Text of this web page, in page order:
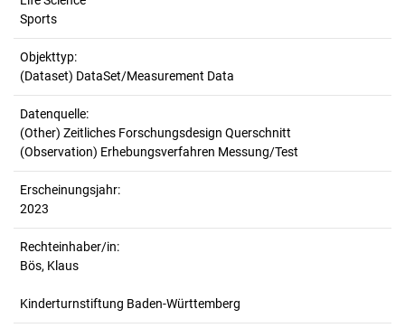
Sports
Objekttyp:
(Dataset) DataSet/Measurement Data
Datenquelle:
(Other) Zeitliches Forschungsdesign Querschnitt
(Observation) Erhebungsverfahren Messung/Test
Erscheinungsjahr:
2023
Rechteinhaber/in:
Bös, Klaus
Kinderturnstiftung Baden-Württemberg